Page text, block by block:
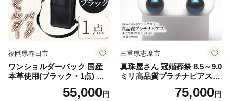
福岡県春日市
ワンショルダーバック 国産
本革使用(ブラック・1点) 鞄
バック バッグ カバン レザー
国産 日本製 牛革 黒 革 革製
55,000円
三重県志摩市
真珠屋さん 冠婚葬祭 8.5～9.0
ミリ高品質プラチナピアス P
t900 志摩産アコヤ真珠 ブラ
ックパール 黒真珠75,000円